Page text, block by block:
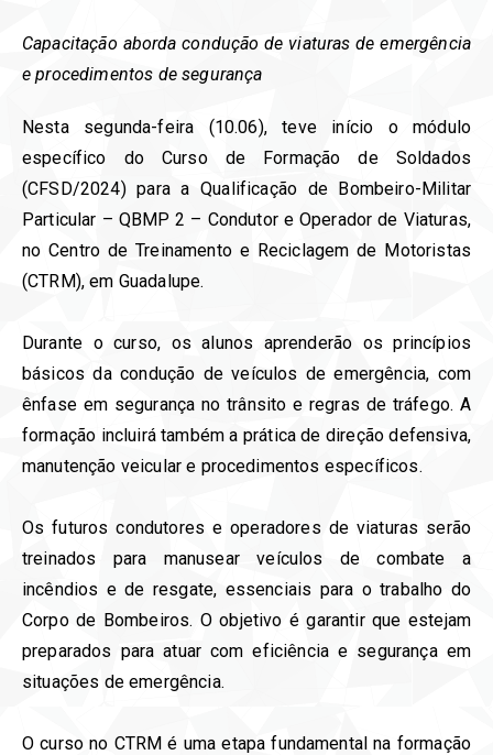
Capacitação aborda condução de viaturas de emergência
e procedimentos de segurança
Nesta segunda-feira (10.06), teve início o módulo
específico do Curso de Formação de Soldados
(CFSD/2024) para a Qualificação de Bombeiro-Militar
Particular – QBMP 2 – Condutor e Operador de Viaturas,
no Centro de Treinamento e Reciclagem de Motoristas
(CTRM), em Guadalupe.
Durante o curso, os alunos aprenderão os princípios
básicos da condução de veículos de emergência, com
ênfase em segurança no trânsito e regras de tráfego. A
formação incluirá também a prática de direção defensiva,
manutenção veicular e procedimentos específicos.
Os futuros condutores e operadores de viaturas serão
treinados para manusear veículos de combate a
incêndios e de resgate, essenciais para o trabalho do
Corpo de Bombeiros. O objetivo é garantir que estejam
preparados para atuar com eficiência e segurança em
situações de emergência.
O curso no CTRM é uma etapa fundamental na formação